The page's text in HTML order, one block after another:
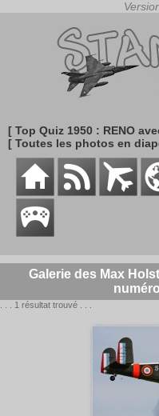
[ Top Quiz 1950 : RENO
[ Toutes les photos en
Galerie des Max
. . . 1 résultat trouvé . . .